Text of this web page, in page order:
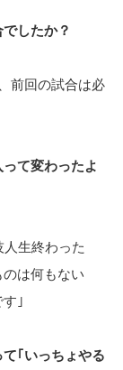
したか？
前回の試合は必
て変わったよ
生終わった
は何もない
｣
｢いっちょやる